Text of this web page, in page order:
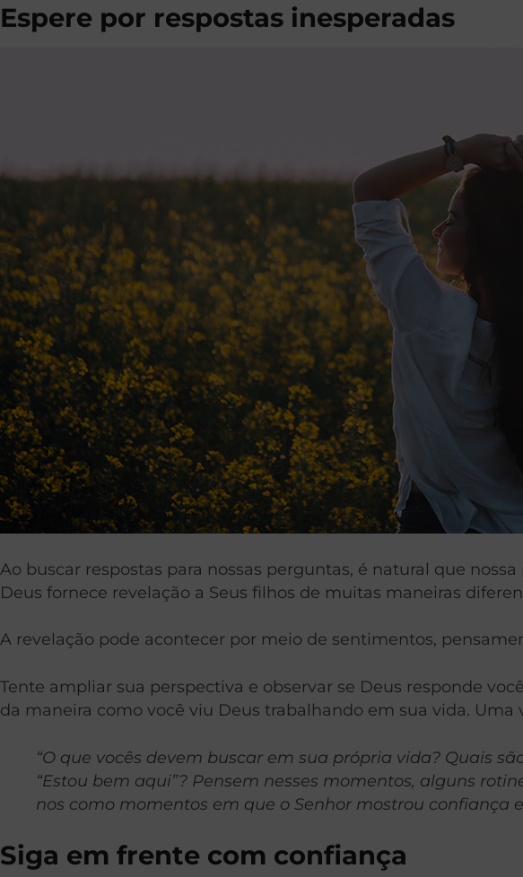
Espere por respostas inesperadas
Ao buscar respostas para nossas perguntas, é natural que
Deus fornece revelação a Seus filhos de muitas maneiras
A revelação pode acontecer por meio de sentimentos,
Tente ampliar sua perspectiva e observar se Deus responde
da maneira como você viu Deus trabalhando em sua vida. Uma
“O que vocês devem buscar em sua própria vida? Quais
“Estou bem aqui”? Pensem nesses momentos, alguns
nos como momentos em que o Senhor mostrou confiança
Siga em frente com confiança